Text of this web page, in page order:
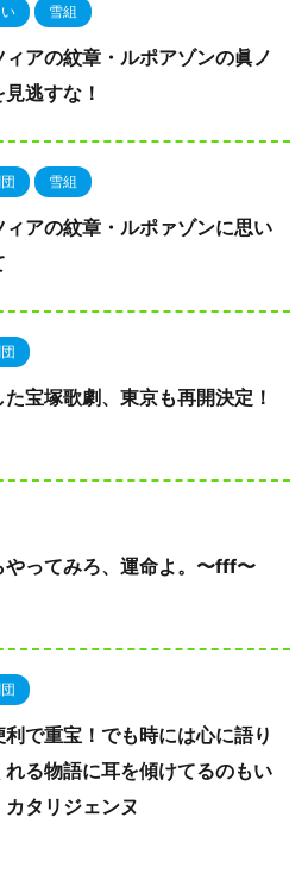
雪組
ィアの紋章・ルポアゾンの眞ノ
逃すな！
雪組
ィアの紋章・ルポァゾンに思い
宝塚歌劇、東京も再開決定！
やってみろ、運命よ。〜fff〜
利で重宝！でも時には心に語り
れる物語に耳を傾けてるのもい
カタリジェンヌ